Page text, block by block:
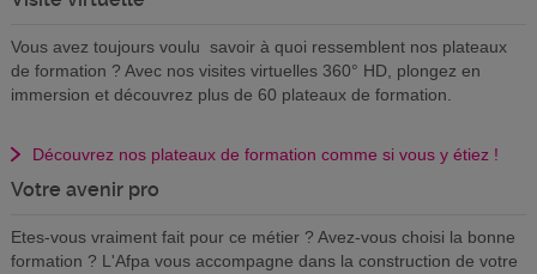
Vous avez toujours voulu savoir à quoi ressemblent nos plateaux
de formation ? Avec nos visites virtuelles 360° HD, plongez en
immersion et découvrez plus de 60 plateaux de formation.
Découvrez nos plateaux de formation comme si vous y étiez !
Votre avenir pro
Etes-vous vraiment fait pour ce métier ? Avez-vous choisi la bonne
formation ? L'Afpa vous accompagne dans la construction de votre